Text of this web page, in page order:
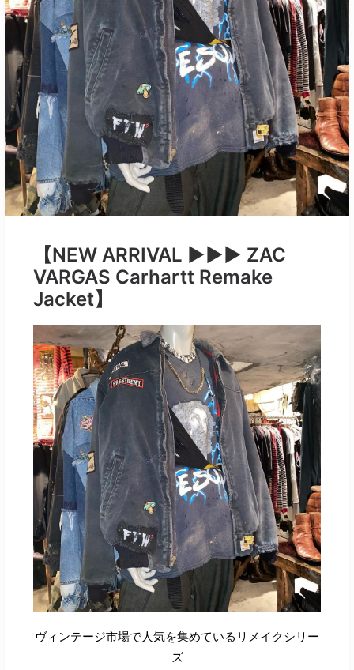
【NEW ARRIVAL ▶︎▶︎▶︎ ZAC
VARGAS Carhartt Remake
Jacket】
ヴィンテージ市場で人気を集めているリメイクシリー
ズ